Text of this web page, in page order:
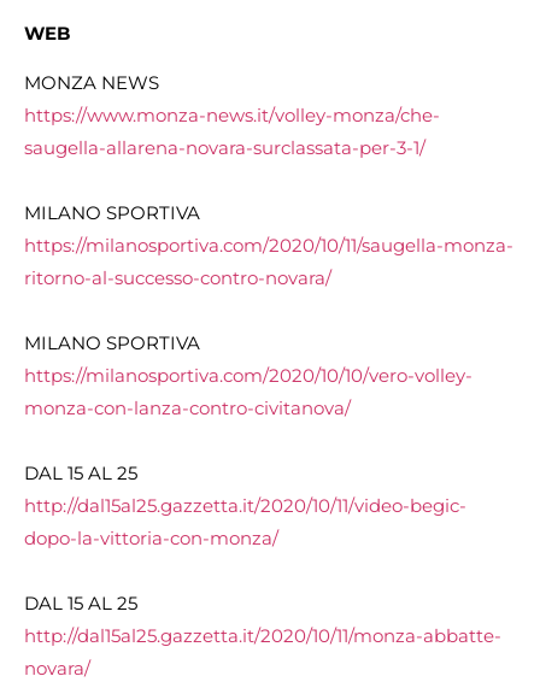
WEB
MONZA NEWS
https://www.monza-news.it/volley-monza/che-
saugella-allarena-novara-surclassata-per-3-1/
MILANO SPORTIVA
https://milanosportiva.com/2020/10/11/saugella-monza-
ritorno-al-successo-contro-novara/
MILANO SPORTIVA
https://milanosportiva.com/2020/10/10/vero-volley-
monza-con-lanza-contro-civitanova/
DAL 15 AL 25
http://dal15al25.gazzetta.it/2020/10/11/video-begic-
dopo-la-vittoria-con-monza/
DAL 15 AL 25
http://dal15al25.gazzetta.it/2020/10/11/monza-abbatte-
novara/